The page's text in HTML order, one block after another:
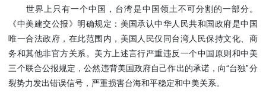
内亚大
使
使馆信
息
导及部
世界上只有一个中国，台湾是中国领土不可分割的一部分。
《中美建交公报》明确规定：美国承认中华人民共和国政府是中国
唯一合法政府，在此范围内，美国人民仅同台湾人民保持文化、商
务和其他非官方关系。美方上述言行严重违反一个中国原则和中美
三个联合公报规定，公然违背美国政府自己作出的承诺，向“台独”分
裂势力发出错误信号，严重损害台海和平稳定和中美关系。